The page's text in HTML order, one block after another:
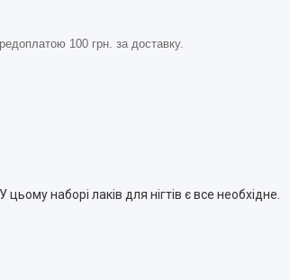
100 грн. за доставку.
наборі лаків для нігтів є все необхідне.